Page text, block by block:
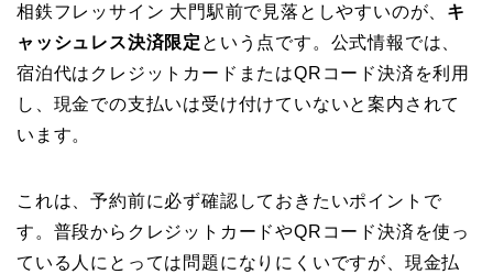
相鉄フレッサイン 大門駅前で見落としやすいのが、 キ
ャッシュレス決済限定 という点です。公式情報では、
宿泊代はクレジットカードまたはQRコード決済を利用
し、現金での支払いは受け付けていないと案内されて
います。
これは、予約前に必ず確認しておきたいポイントで
す。普段からクレジットカードやQRコード決済を使っ
ている人にとっては問題になりにくいですが、現金払